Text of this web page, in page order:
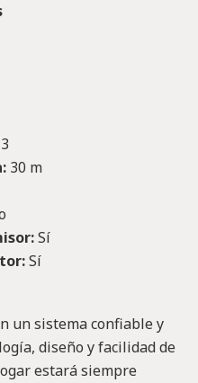
30 m
Sí
Sí
un sistema confiable y
diseño y facilidad de
estará siempre